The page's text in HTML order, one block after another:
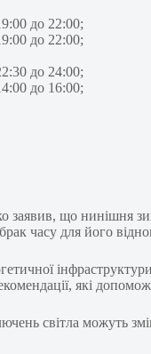
до 22:00;
до 22:00;
до 24:00;
до 16:00;
що нинішня
часу для його
які
світла можуть